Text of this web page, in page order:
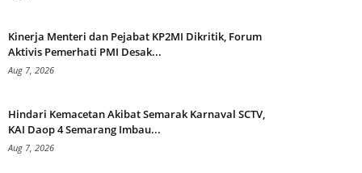
Kinerja Menteri dan Pejabat KP2MI Dikritik, Forum
Aktivis Pemerhati PMI Desak...
Aug 7, 2026
Hindari Kemacetan Akibat Semarak Karnaval SCTV,
KAI Daop 4 Semarang Imbau...
Aug 7, 2026